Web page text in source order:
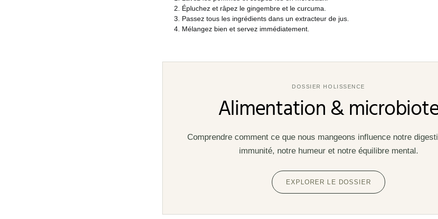
Épluchez et râpez le gingembre et le curcuma.
Passez tous les ingrédients dans un extracteur de jus.
Mélangez bien et servez immédiatement.
DOSSIER HOLISSENCE
Alimentation &
Comprendre comment ce que nous mangeons influence notre
immunité, notre humeur et notre équilibre mental.
EXPLORER LE DOSSIER